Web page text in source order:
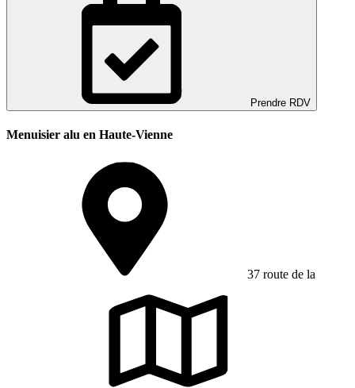
Prendre RDV
Menuisier alu en Haute-Vienne
37 route de la